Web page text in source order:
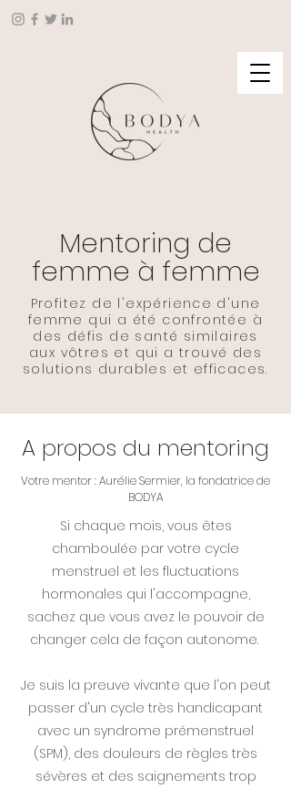
Mentoring de
femme à femme
Profitez de l'expérience d'une
femme qui a été confrontée à
des défis de santé similaires
aux vôtres et qui a trouvé des
solutions durables et efficaces.
A propos du mentoring
Votre mentor : Aurélie Sermier, la fondatrice de
BODYA
Si chaque mois, vous êtes
chamboulée par votre cycle
menstruel et les fluctuations
hormonales qui l'accompagne,
sachez que vous avez le pouvoir de
changer cela de façon autonome.
Je suis la preuve vivante que l'on peut
passer d'un cycle très handicapant
avec un syndrome prémenstruel
(SPM), des douleurs de règles très
sévères et des saignements trop